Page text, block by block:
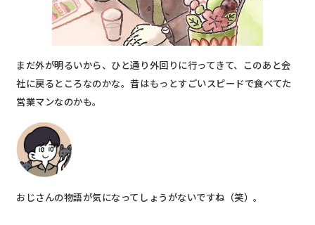
まだ外が明るいから、ひと通り外回りに行ってきて、このあと会
社に戻るところなのかな。昔はもっとすごいスピードで食べてた
営業マンなのかも。
おじさんの物語が気になってしょうがないですね（笑）。